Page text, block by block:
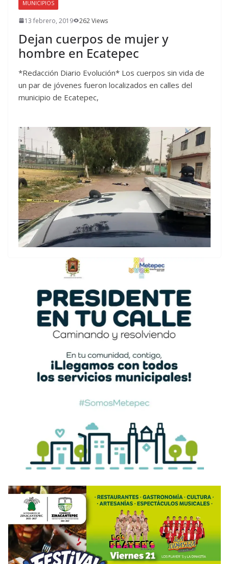
MUNICIPIOS
13 febrero, 2019 262 Views
Dejan cuerpos de mujer y
hombre en Ecatepec
*Redacción Diario Evolución* Los cuerpos sin vida de
un par de jóvenes fueron localizados en calles del
municipio de Ecatepec,